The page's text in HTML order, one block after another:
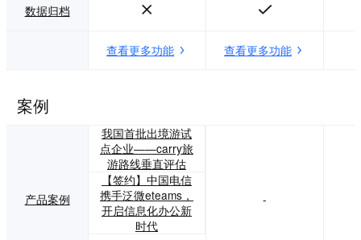
数据归档
查看更多功能 查看更多功能
案例
产品案例
我国首批出境游试
点企业——carry旅
游路线垂直评估
【签约】中国电信
携手泛微eteams，
开启信息化办公新
时代
-